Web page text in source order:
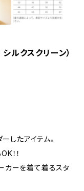
ルクスクリーン）
たアイテム。
！！
カーを着て着るスタ